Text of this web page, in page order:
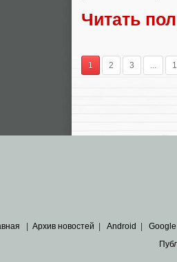
Читать
1 2 3 ...
Архив новостей Android Google